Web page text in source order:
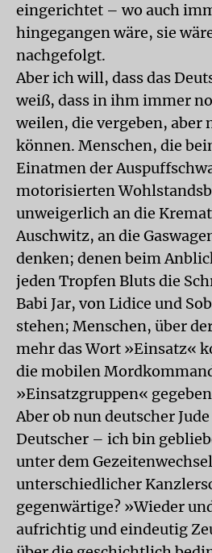
eingerichtet – wo auch
hingegangen wäre, sie
nachgefolgt.
Aber ich will, dass das
weiß, dass in ihm immer
weilen, die vergeben, aber
können. Menschen, die
Einatmen der
motorisierten
unweigerlich an die
Auschwitz, an die
denken; denen beim
jeden Tropfen Bluts die
Babi Jar, von Lidice und
stehen; Menschen, über
mehr das Wort »Einsatz«
die mobilen
»Einsatzgruppen«
Aber ob nun deutscher
Deutscher – ich bin
unter dem
unterschiedlicher
gegenwärtige? »Wieder
aufrichtig und eindeutig